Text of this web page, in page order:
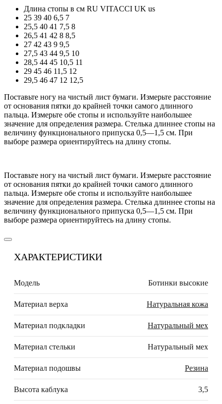
Длина стопы в см RU VITACCI UK us
25 39 40 6,5 7
25,5 40 41 7,5 8
26,5 41 42 8 8,5
27 42 43 9 9,5
27,5 43 44 9,5 10
28,5 44 45 10,5 11
29 45 46 11,5 12
29,5 46 47 12 12,5
Поставьте ногу на чистый лист бумаги. Измерьте расстояние
от основания пятки до крайней точки самого длинного
пальца. Измерьте обе стопы и используйте наибольшее
значение для определения размера. Стелька длиннее стопы на
величину функционального припуска 0,5—1,5 см. При
выборе размера ориентируйтесь на длину стопы.
Поставьте ногу на чистый лист бумаги. Измерьте расстояние
от основания пятки до крайней точки самого длинного
пальца. Измерьте обе стопы и используйте наибольшее
значение для определения размера. Стелька длиннее стопы на
величину функционального припуска 0,5—1,5 см. При
выборе размера ориентируйтесь на длину стопы.
ХАРАКТЕРИСТИКИ
Модель Ботинки высокие
Материал верха Натуральная кожа
Материал подкладки Натуральный мех
Материал стельки Натуральный мех
Материал подошвы Резина
Высота каблука 3,5